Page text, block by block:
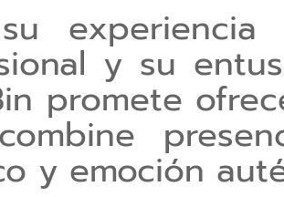
y su
promete
y emoción